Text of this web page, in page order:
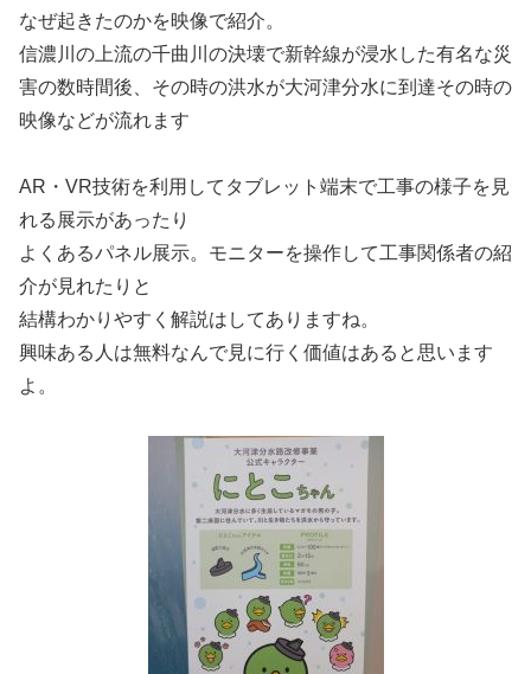
なぜ起きたのかを映像で紹介。
信濃川の上流の千曲川の決壊で新幹線が浸水した有名な災
害の数時間後、その時の洪水が大河津分水に到達その時の
映像などが流れます
AR・VR技術を利用してタブレット端末で工事の様子を見
れる展示があったり
よくあるパネル展示。モニターを操作して工事関係者の紹
介が見れたりと
結構わかりやすく解説はしてありますね。
興味ある人は無料なんで見に行く価値はあると思います
よ。